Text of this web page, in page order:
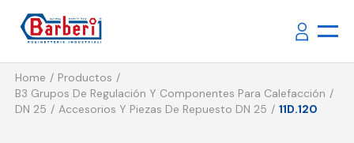
Home
Productos
B3 Grupos De Regulación Y Componentes Para Calefacción
DN 25
Accesorios Y Piezas De Repuesto DN 25 11D.120